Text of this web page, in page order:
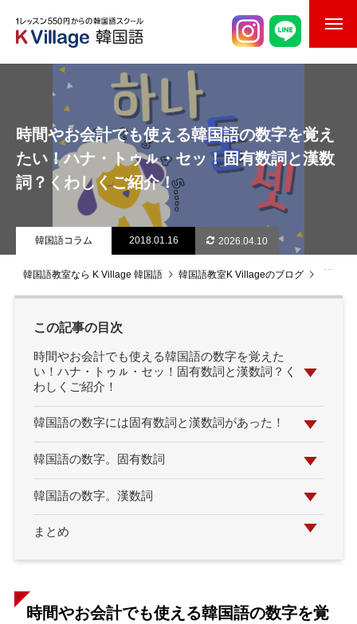
校舎案内
ご入校までの流れ
韓国語講師紹介
スケジュール
K Village韓国留学
時間やお会計でも使える韓国語の数字を覚え
たい！ハナ・トゥㇽ・セッ！固有数詞と漢数
詞？くわしくご紹介！
韓国語コラム 2018.01.16 2026.04.10
韓国語教室なら K Village 韓国語 韓国語教室K Villageのブログ
この記事の目次
時間やお会計でも使える韓国語の数字を覚えた
い！ハナ・トゥㇽ・セッ！固有数詞と漢数詞？く
わしくご紹介！
韓国語の数字には固有数詞と漢数詞があった！
韓国語の数字。固有数詞
韓国語の数字。漢数詞
まとめ
時間やお会計でも使える韓国語の数字を覚